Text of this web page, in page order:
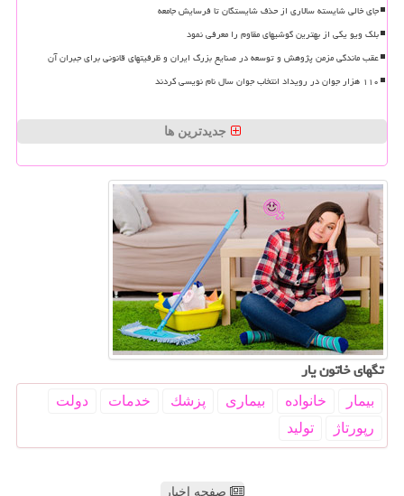
جای خالی شایسته سالاری از حذف شایستگان تا فرسایش جامعه
بلک ویو یکی از بهترین گوشیهای مقاوم را معرفی نمود
عقب ماندگی مزمن پژوهش و توسعه در صنایع بزرگ ایران و ظرفیتهای قانونی برای جبران آن
۱۱۰ هزار جوان در رویداد انتخاب جوان سال نام نویسی کردند
جدیدترین ها
تگهای خاتون یار
بیمار خانواده بیماری پزشك خدمات
دولت
رپورتاژ
تولید
صفحه اخبار